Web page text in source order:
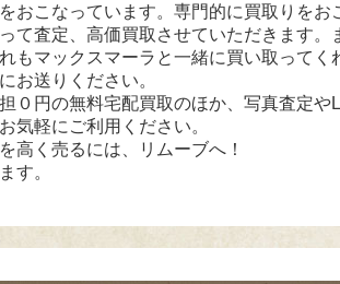
おこなっています。専門的に買取りをお
て査定、高価買取させていただきます。
もマックスマーラと一緒に買い取ってく
お送りください。
０円の無料宅配買取のほか、写真査定や
気軽にご利用ください。
高く売るには、リムーブへ！
す。